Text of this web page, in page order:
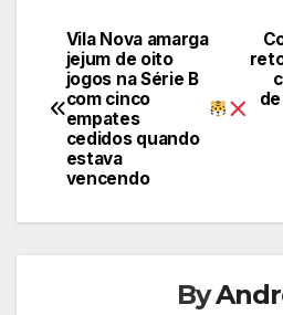
Navegação
de
Post
Vila Nova amarga
jejum de oito
jogos na Série B
com cinco
empates
cedidos quando
estava
vencendo
By